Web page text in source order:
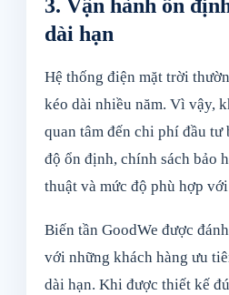
3. Vận hành ổn
dài hạn
Hệ thống điện mặt trời
kéo dài nhiều năm. Vì vậy,
quan tâm đến chi phí đầu tư
độ ổn định, chính sách bảo
thuật và mức độ phù hợp
Biến tần GoodWe được
với những khách hàng ưu
dài hạn. Khi được thiết kế